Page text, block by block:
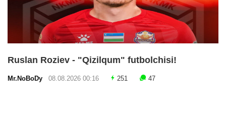
Ruslan Roziev - "Qizilqum" futbolchisi!
Mr.NoBoDy 08.08.2026 00:16 251 47